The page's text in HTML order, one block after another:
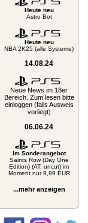
Heute neu
Astro Bot
Heute neu
NBA 2K25 (alle Systeme)
14.08.24
Neue News im 18er
Bereich. Zum lesen bitte
einloggen (falls Ausweis
vorliegt)
06.06.24
Im Sonderangebot
Saints Row (Day One
Edition) (AT, uncut) im
Moment nur 9,99 EUR
...mehr anzeigen